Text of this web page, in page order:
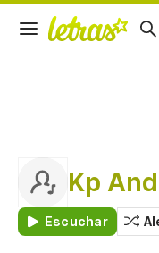
Kp
Escuchar